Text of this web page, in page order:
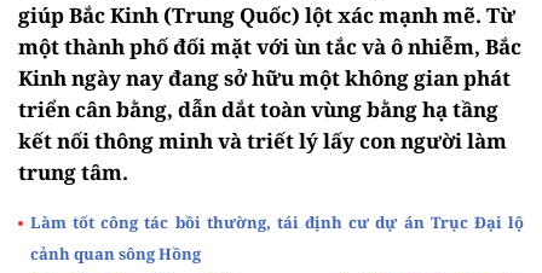
giúp Bắc Kinh (Trung Quốc) lột xác mạnh mẽ. Từ
một thành phố đối mặt với ùn tắc và ô nhiễm, Bắc
Kinh ngày nay đang sở hữu một không gian phát
triển cân bằng, dẫn dắt toàn vùng bằng hạ tầng
kết nối thông minh và triết lý lấy con người làm
trung tâm.
Làm tốt công tác bồi thường, tái định cư dự án Trục Đại lộ
cảnh quan sông Hồng